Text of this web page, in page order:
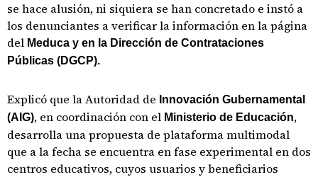
se hace alusión, ni siquiera se han concretado e instó a
los denunciantes a verificar la información en la página
del Meduca y en la Dirección de Contrataciones
Públicas (DGCP).
Explicó que la Autoridad de Innovación Gubernamental
(AIG), en coordinación con el Ministerio de Educación,
desarrolla una propuesta de plataforma multimodal
que a la fecha se encuentra en fase experimental en dos
centros educativos, cuyos usuarios y beneficiarios